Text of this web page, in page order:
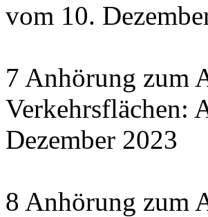
vom 10.
7 Anhörung zum
Verkehrsflächen:
Dezember 2023
8 Anhörung zum